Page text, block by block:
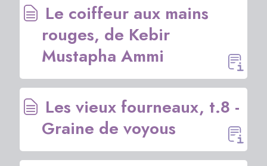
Le coiffeur aux mains
rouges, de Kebir
Mustapha Ammi
Les vieux fourneaux, t.8 -
Graine de voyous